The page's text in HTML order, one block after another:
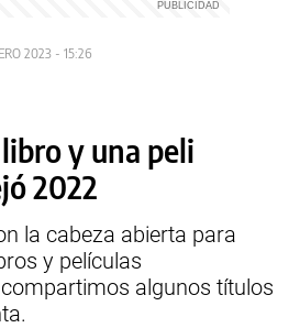
2023 - 15:26
y una peli
2022
la cabeza abierta para
y películas
algunos títulos